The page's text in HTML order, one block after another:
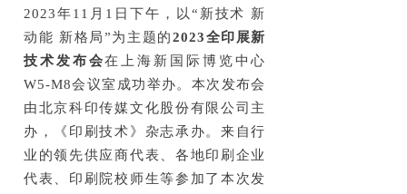
2023年11 月 1 日下午，以“新技术 新
动能 新格局”为主题的2023全印展新
技术发布会在上海新国际博览中心
W5-M8会议室 成功举办。本次发布会
由北京科印传媒文化股份有限公司主
办，《印刷技术》杂志承办。来自行
业的领先供应商代表、各地印刷企业
代表、印刷院校师生等参加了本次发